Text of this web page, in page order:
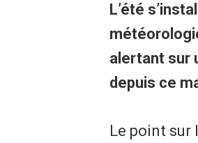
L’été
alertant sur
depuis ce
Le point sur